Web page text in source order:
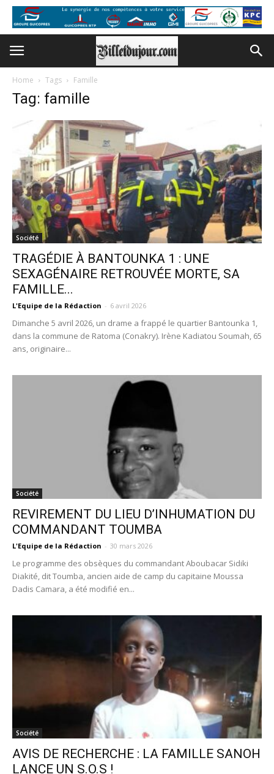
Home Tags Famille
Tag: famille
Société
TRAGÉDIE À BANTOUNKA 1 : UNE
SEXAGÉNAIRE RETROUVÉE MORTE, SA
FAMILLE...
L'Equipe de la Rédaction - 6 avril 2026
Dimanche 5 avril 2026, un drame a frappé le quartier Bantounka 1,
dans la commune de Ratoma (Conakry). Irène Kadiatou Soumah, 65
ans, originaire...
Société
REVIREMENT DU LIEU D’INHUMATION DU
COMMANDANT TOUMBA
L'Equipe de la Rédaction - 30 mars 2026
Le programme des obsèques du commandant Aboubacar Sidiki
Diakité, dit Toumba, ancien aide de camp du capitaine Moussa
Dadis Camara, a été modifié en...
Société
AVIS DE RECHERCHE : LA FAMILLE SANOH
LANCE UN S.O.S !